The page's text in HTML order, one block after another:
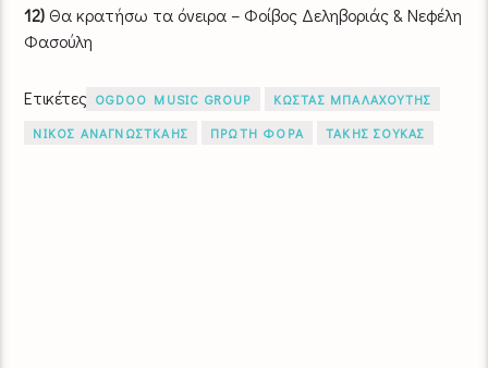
12)Θα κρατήσω τα όνειρα – Φοίβος Δεληβοριάς & Νεφέλη
Φασούλη
Ετικέτες OGDOO MUSIC GROUP
ΚΩΣΤΑΣ ΜΠΑΛΑΧΟΥΤΗΣ
ΝΙΚΟΣ ΑΝΑΓΝΩΣΤΚΑΗΣ
ΠΡΩΤΗ ΦΟΡΑ ΤΑΚΗΣ ΣΟΥΚΑΣ